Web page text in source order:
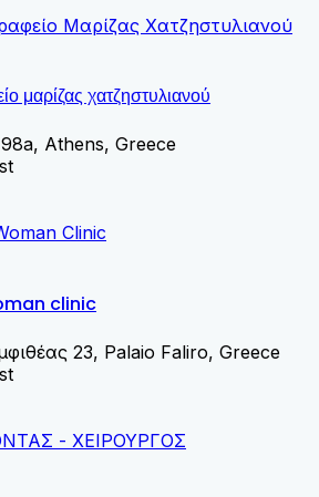
μαρίζας χατζηστυλιανού
Athens, Greece
clinic
23, Palaio Faliro, Greece